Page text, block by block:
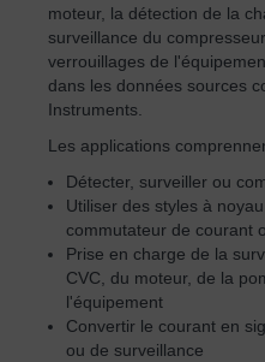
moteur, la détection de la
surveillance du
verrouillages de
dans les données sources
Instruments.
Les applications
Détecter, surveiller ou
Utiliser des styles à
commutateur de courant
Prise en charge de la
CVC, du moteur, de la
l'équipement
Convertir le courant en
ou de surveillance